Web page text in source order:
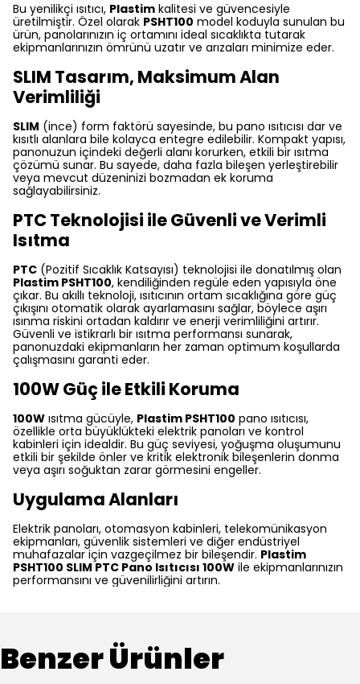
Bu yenilikçi ısıtıcı, Plastim kalitesi ve güvencesiyle
üretilmiştir. Özel olarak PSHT100 model koduyla sunulan bu
ürün, panolarınızın iç ortamını ideal sıcaklıkta tutarak
ekipmanlarınızın ömrünü uzatır ve arızaları minimize eder.
SLIM Tasarım, Maksimum Alan
Verimliliği
SLIM (ince) form faktörü sayesinde, bu pano ısıtıcısı dar ve
kısıtlı alanlara bile kolayca entegre edilebilir. Kompakt yapısı,
panonuzun içindeki değerli alanı korurken, etkili bir ısıtma
çözümü sunar. Bu sayede, daha fazla bileşen yerleştirebilir
veya mevcut düzeninizi bozmadan ek koruma
sağlayabilirsiniz.
PTC Teknolojisi ile Güvenli ve Verimli
Isıtma
PTC (Pozitif Sıcaklık Katsayısı) teknolojisi ile donatılmış olan
Plastim PSHT100, kendiliğinden regüle eden yapısıyla öne
çıkar. Bu akıllı teknoloji, ısıtıcının ortam sıcaklığına göre güç
çıkışını otomatik olarak ayarlamasını sağlar, böylece aşırı
ısınma riskini ortadan kaldırır ve enerji verimliliğini artırır.
Güvenli ve istikrarlı bir ısıtma performansı sunarak,
panonuzdaki ekipmanların her zaman optimum koşullarda
çalışmasını garanti eder.
100W Güç ile Etkili Koruma
100W ısıtma gücüyle, Plastim PSHT100 pano ısıtıcısı,
özellikle orta büyüklükteki elektrik panoları ve kontrol
kabinleri için idealdir. Bu güç seviyesi, yoğuşma oluşumunu
etkili bir şekilde önler ve kritik elektronik bileşenlerin donma
veya aşırı soğuktan zarar görmesini engeller.
Uygulama Alanları
Elektrik panoları, otomasyon kabinleri, telekomünikasyon
ekipmanları, güvenlik sistemleri ve diğer endüstriyel
muhafazalar için vazgeçilmez bir bileşendir. Plastim
PSHT100 SLIM PTC Pano Isıtıcısı 100W ile ekipmanlarınızın
performansını ve güvenilirliğini artırın.
Benzer Ürünler